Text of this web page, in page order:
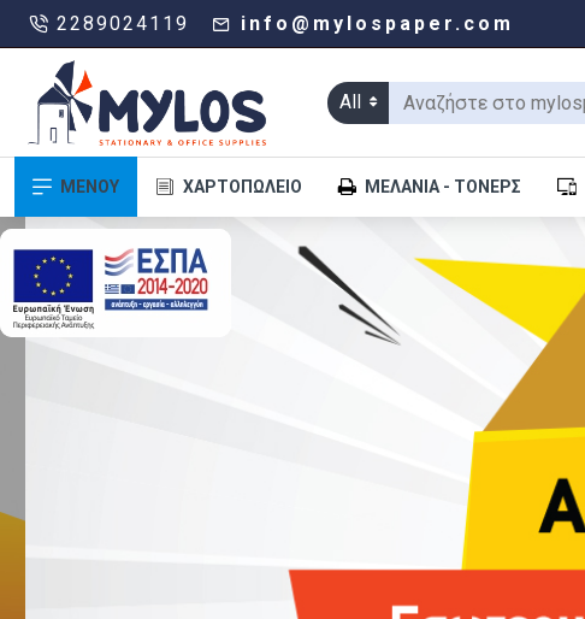
2289024119 info@mylospaper.com
All
ΜΕΝΟΥ ΧΑΡΤΟΠΩΛΕΊΟ ΜΕΛΆΝΙΑ - ΤΌΝΕΡΣ
.